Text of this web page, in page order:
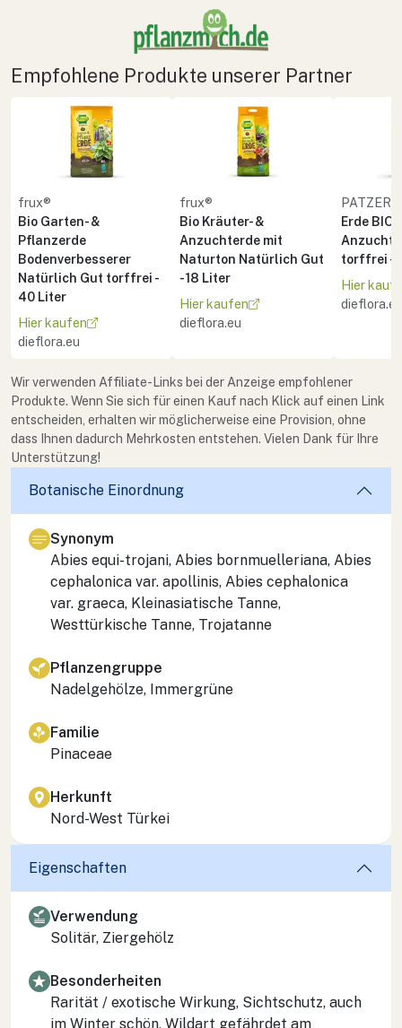
Empfohlene Produkte unserer Partner
frux®
Bio Garten- &
Pflanzerde
Bodenverbesserer
Natürlich Gut torffrei -
40 Liter
Hier kaufen
dieflora.eu
frux®
Bio Kräuter- &
Anzuchterde mit
Naturton Natürlich Gut
- 18 Liter
Hier kaufen
dieflora.eu
PATZER
Erde
Anzucht
torffrei -
Hier
dieflora.eu
Wir verwenden Affiliate-Links bei der Anzeige empfohlener
Produkte. Wenn Sie sich für einen Kauf nach Klick auf einen Link
entscheiden, erhalten wir möglicherweise eine Provision, ohne
dass Ihnen dadurch Mehrkosten entstehen. Vielen Dank für Ihre
Unterstützung!
Botanische Einordnung
Synonym
Abies equi-trojani, Abies bornmuelleriana, Abies
cephalonica var. apollinis, Abies cephalonica
var. graeca, Kleinasiatische Tanne,
Westtürkische Tanne, Trojatanne
Pflanzengruppe
Nadelgehölze, Immergrüne
Familie
Pinaceae
Herkunft
Nord-West Türkei
Eigenschaften
Verwendung
Solitär, Ziergehölz
Besonderheiten
Rarität / exotische Wirkung, Sichtschutz, auch
im Winter schön, Wildart gefährdet am